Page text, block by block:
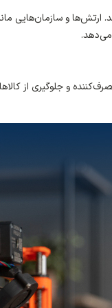
ارتش‌ها و سازمان‌هایی
می‌دهد.
و جلوگیری از